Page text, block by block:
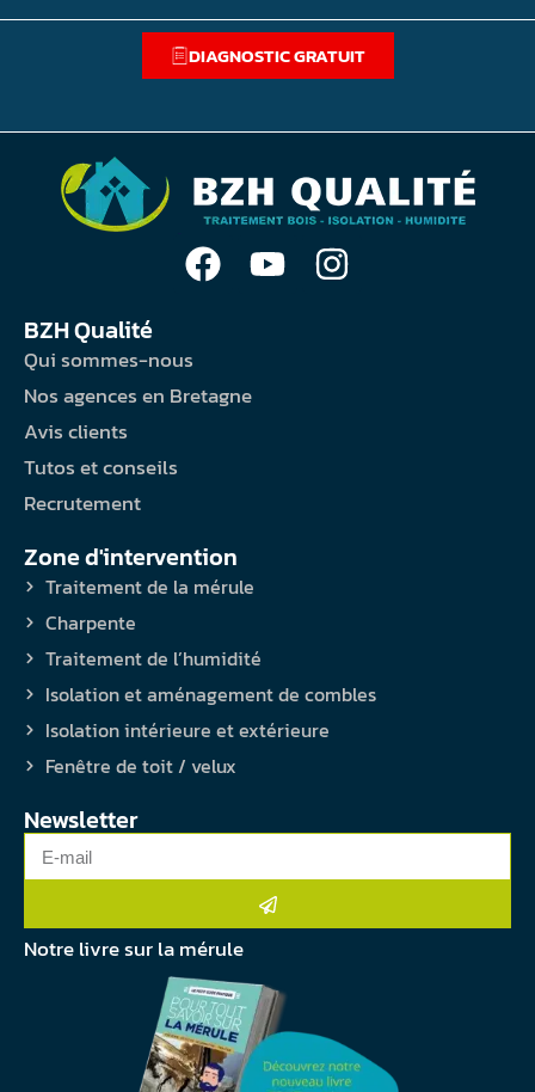
DIAGNOSTIC GRATUIT
BZH Qualité
Qui sommes-nous
Nos agences en Bretagne
Avis clients
Tutos et conseils
Recrutement
Zone d'intervention
Traitement de la mérule
Charpente
Traitement de l’humidité
Isolation et aménagement de combles
Isolation intérieure et extérieure
Fenêtre de toit / velux
Newsletter
Notre livre sur la mérule